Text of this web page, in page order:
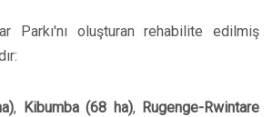
Parkı'nı oluşturan rehabilite edilmiş
, Kibumba (68 ha), Rugenge-Rwintare